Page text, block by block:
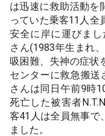
は迅速に救助活動を
っていた乗客11人全
安全に岸に運びまし
さん(1983年生まれ
吸困難、失神の症状
センターに救急搬送
さんは同日午前9時
死亡した被害者
客41人は全員無事で
ました。